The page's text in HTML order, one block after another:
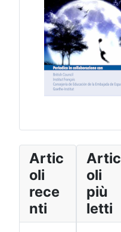
Artic
oli
rece
nti
Artic
oli
più
letti